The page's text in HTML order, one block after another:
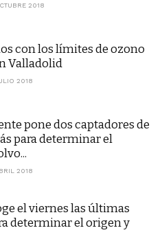
2018
con los límites de ozono
Valladolid
2018
pone dos captadores de
para determinar el
2018
el viernes las últimas
determinar el origen y